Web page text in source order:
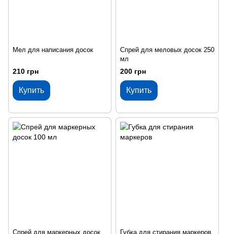
Мел для написания досок
210 грн
Купить
Спрей для меловых досок 250
мл
200 грн
Купить
Спрей для маркерных досок
Губка для стирания маркеров